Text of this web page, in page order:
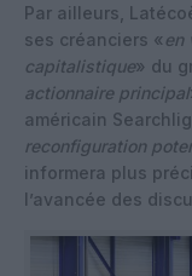
Par ailleurs,
ses créanciers « en
capitalistique» du
actionnaire principal
américain
reconfiguration
informera plus
l’avancée des